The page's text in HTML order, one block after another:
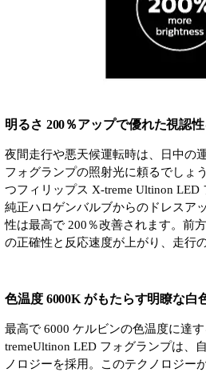
明るさ 200％アップで優れた視認
夜間走行や悪天候運転時は、日中の
フォグランプの照射光に頼るでしょ
つフィリップス X-treme Ultinon LED
純正ハロゲンバルブからのドレスア
性は最高で 200％改善されます。前
の正確性と反応速度が上がり、走行
色温度 6000K がもたらす明瞭な白
最高で 6000 ケルビンの色温度に達
tremeUltinon LED フォグランプは、
ノロジーを採用。このテクノロジー